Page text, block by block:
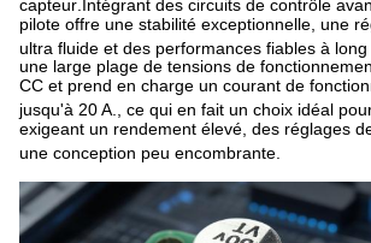
capteur Intégrant des circuits de contrôle
pilote offre une stabilité exceptionnelle, une
ultra fluide et des performances fiables à long
une large plage de tensions de
CC et prend en charge un courant de
jusqu'à 20 A.
, ce qui en fait un choix idéal
exigeant un rendement élevé, des réglages
une conception peu encombrante